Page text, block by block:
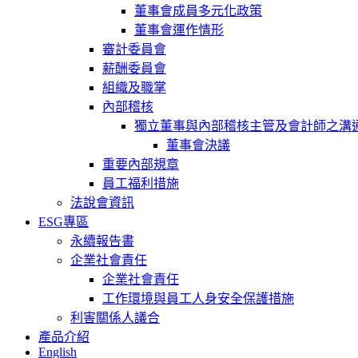
董事會成員多元化政策
董事會運作情形
審計委員會
薪酬委員會
組織及職掌
內部稽核
獨立董事與內部稽核主管及會計師之溝
董事會決議
重要內部規章
員工福利措施
法說會資訊
ESG專區
永續報告書
企業社會責任
企業社會責任
工作環境與員工人身安全保護措施
利害關係人議合
產品介紹
English